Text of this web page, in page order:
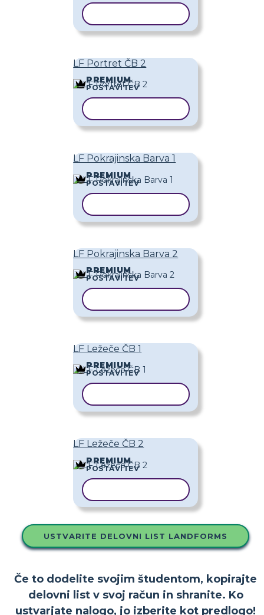
LF Portret ČB 2
PREMIUM
POSTAVITEV
LF Pokrajinska Barva 1
PREMIUM
POSTAVITEV
LF Pokrajinska Barva 2
PREMIUM
POSTAVITEV
LF Ležeče ČB 1
PREMIUM
POSTAVITEV
LF Ležeče ČB 2
PREMIUM
POSTAVITEV
USTVARITE DELOVNI LIST LANDFORMS
Če to dodelite svojim študentom, kopirajte
delovni list v svoj račun in shranite. Ko
ustvarjate nalogo, jo izberite kot predlogo!